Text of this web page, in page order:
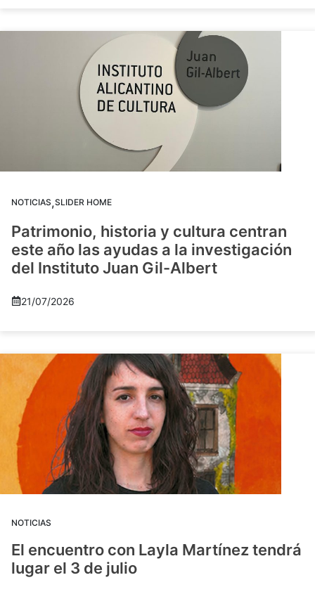
NOTICIAS,SLIDER HOME
Patrimonio, historia y cultura centran
este año las ayudas a la investigación
del Instituto Juan Gil-Albert
21/07/2026
NOTICIAS
El encuentro con Layla Martínez tendrá
lugar el 3 de julio